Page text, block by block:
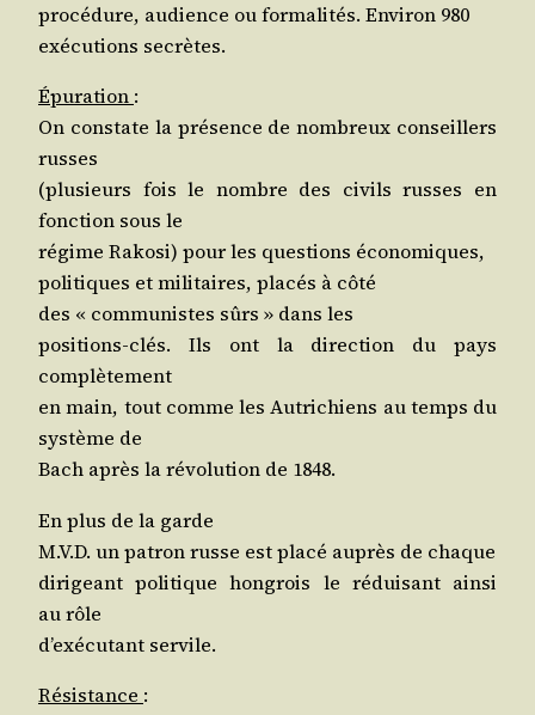
pro­cé­dure, audience ou for­ma­li­tés. Envi­ron 980
exé­cu­tions secrètes.
Épu­ra­tion :
On constate la pré­sence de nom­breux conseillers
russes
(plu­sieurs fois le nombre des civils russes en
fonc­tion sous le
régime Rako­si) pour les ques­tions économiques,
poli­tiques et mili­taires, pla­cés à côté
des « com­mu­nistes sûrs » dans les
posi­tions-clés. Ils ont la direc­tion du pays
complètement
en main, tout comme les Autri­chiens au temps du
sys­tème de
Bach après la révo­lu­tion de 1848.
En plus de la garde
M.V.D. un patron russe est pla­cé auprès de chaque
diri­geant poli­tique hon­grois le rédui­sant ain­si
au rôle
d’exé­cu­tant servile.
Résis­tance :